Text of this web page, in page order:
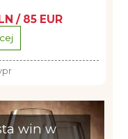
/ 85 EUR
win w